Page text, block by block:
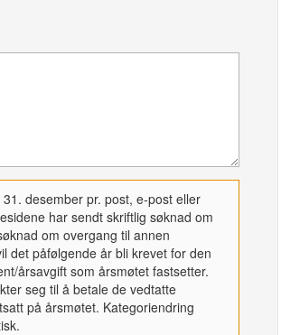
desember pr. post, e-post eller
har sendt skriftlig søknad om
om overgang til annen
det påfølgende år bli krevet for den
årsavgift som årsmøtet fastsetter.
seg til å betale de vedtatte
på årsmøtet. Kategoriendring